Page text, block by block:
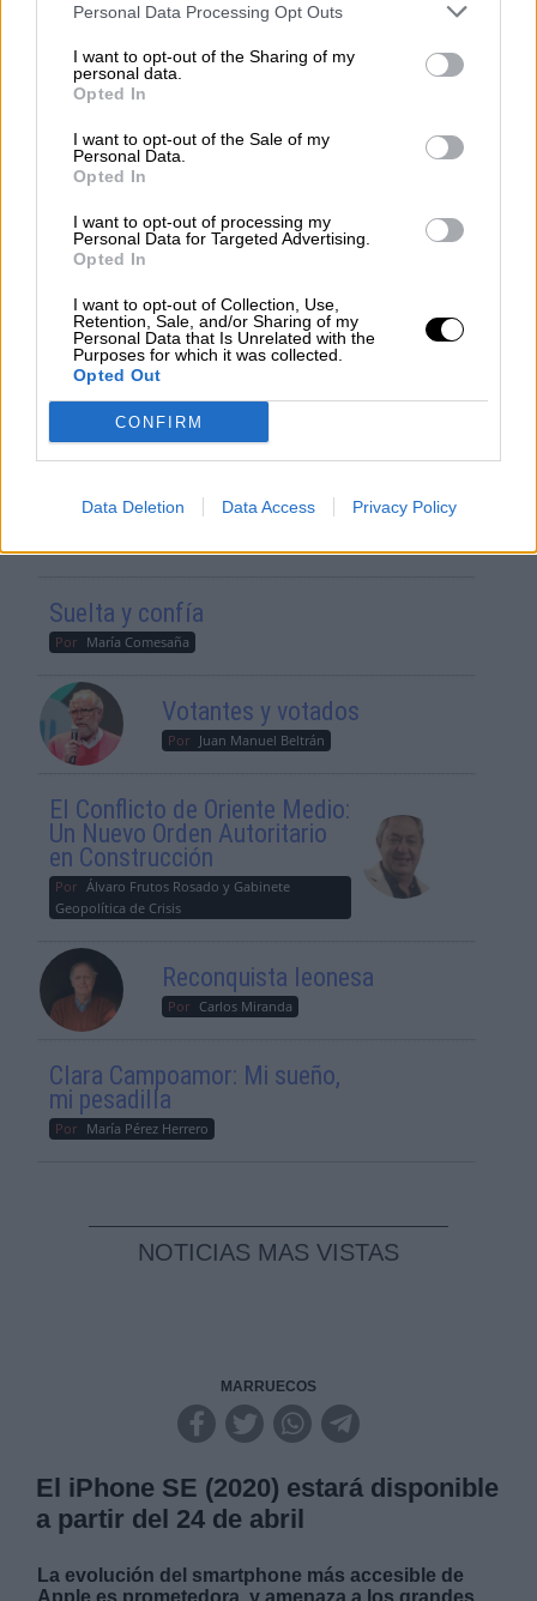
Personal Data Processing Opt Outs
I want to opt-out of the Sharing of my
personal data.
Opted In
I want to opt-out of the Sale of my
Personal Data.
Opted In
I want to opt-out of processing my
Personal Data for Targeted Advertising.
Opted In
I want to opt-out of Collection, Use,
Retention, Sale, and/or Sharing of my
Personal Data that Is Unrelated with the
Purposes for which it was collected.
Opted Out
CONFIRM
Data Deletion Data Access Privacy Policy
Fernando Simón confirma la
estabilización de los contagios dos
semanas después del fin del estado
de alarma
OPINIONES DIVERSAS
¿La ciudadanía de Occidente
es consciente del riesgo de
una tercera guerra mundial?
Álvaro Frutos Rosado y Gabinete
Suelta y confía
Por María Comesaña
Votantes y votados
Por Juan Manuel Beltrán
El Conflicto de Oriente Medio:
Un Nuevo Orden Autoritario
en Construcción
Por Álvaro Frutos Rosado y Gabinete
Geopolítica de Crisis
Reconquista leonesa
Por Carlos Miranda
Clara Campoamor: Mi sueño,
mi pesadilla
Por María Pérez Herrero
NOTICIAS MAS VISTAS
MARRUECOS
El iPhone SE (2020) estará disponible
a partir del 24 de abril
La evolución del smartphone más accesible de